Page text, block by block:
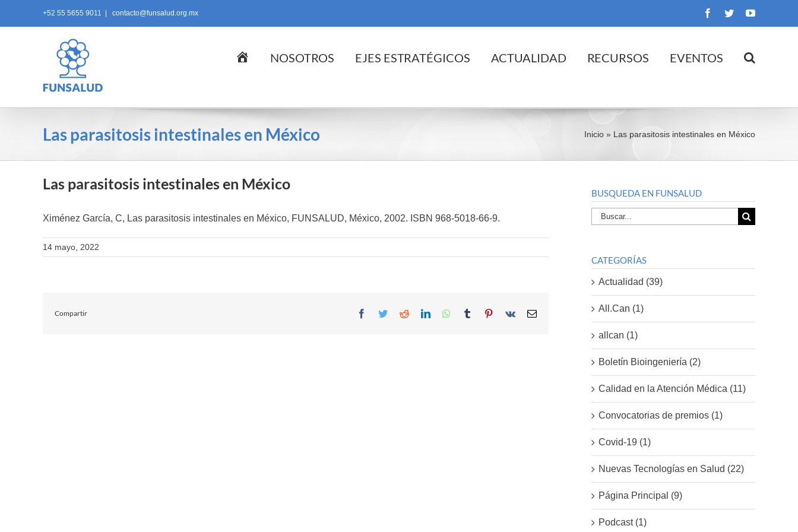
+52 55 5655 9011 contacto@funsalud.org.mx Facebook
TwitterYouTube
InicioNOSOTROS EJES ESTRATÉGICOS ACTUALIDAD RECURSOS EVENTOS
Las parasitosis intestinales en México Inicio » Las parasitosis intestinales en México
Las parasitosis intestinales en México
Ximénez García, C, Las parasitosis intestinales en México, FUNSALUD, México, 2002. ISBN 968-5018-66-9.
14 mayo, 2022
Compartir Facebook
TwitterRedditLinkedInWhatsApp
Tumblr Pinterest
Vk Email
BUSQUEDA EN FUNSALUD
Buscar
por:
CATEGORÍAS
Actualidad (39)
All.Can (1)
allcan (1)
Boletín Bioingeniería (2)
Calidad en la Atención Médica (11)
Convocatorias de premios (1)
Covid-19 (1)
Nuevas Tecnologías en Salud (22)
Página Principal (9)
Podcast (1)